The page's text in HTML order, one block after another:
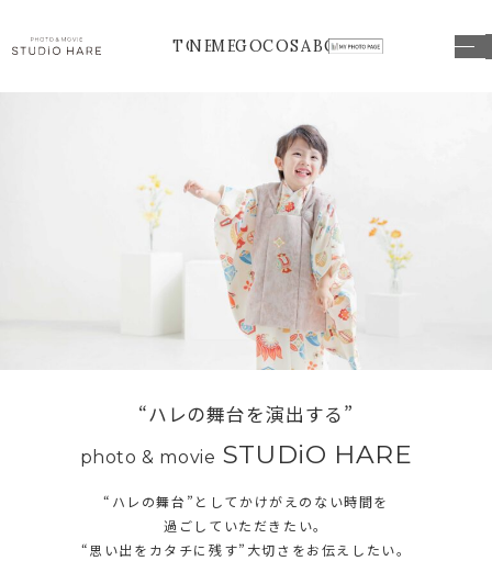
TOP
NEWS
MENU
GOODS
COSTUME
ABOUT
“ハレの舞台を演出する”
photo & movie STUDiO HARE
“ハレの舞台”としてかけがえのない時間を
過ごしていただきたい。
“思い出をカタチに残す”大切さをお伝えしたい。